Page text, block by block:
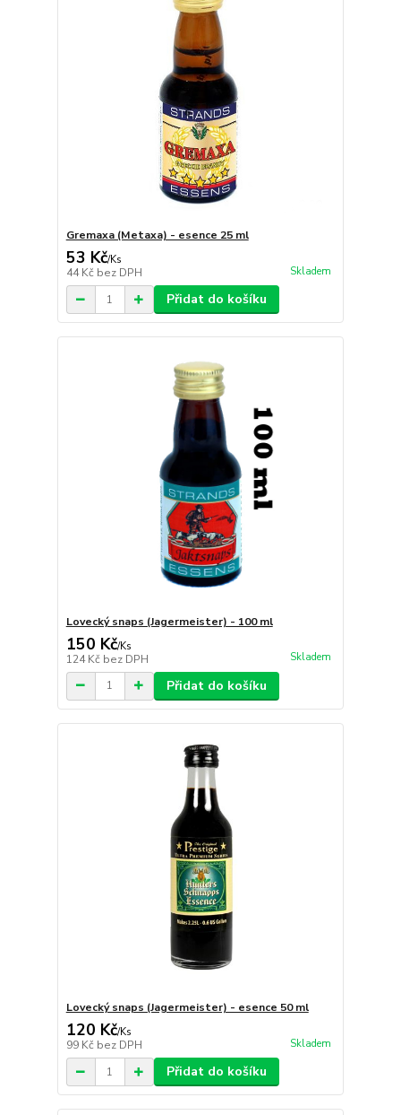
Gremaxa (Metaxa) - esence 25 ml
53 Kč/Ks
44 Kč bez DPH Skladem
Přidat do košíku
Lovecký snaps (Jagermeister) - 100 ml
150 Kč/Ks
124 Kč bez DPH Skladem
Přidat do košíku
Lovecký snaps (Jagermeister) - esence 50 ml
120 Kč/Ks
99 Kč bez DPH Skladem
Přidat do košíku